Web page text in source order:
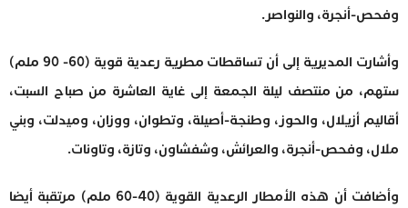
وفحص-أنجرة، والنواصر.
وأشارت المديرية إلى أن تساقطات مطرية رعدية قوية (60- 90 ملم)
ستهم، من منتصف ليلة الجمعة إلى غاية العاشرة من صباح السبت،
أقاليم أزيلال، والحوز، وطنجة-أصيلة، وتطوان، ووزان، وميدلت، وبني
ملال، وفحص-أنجرة، والعرائش، وشفشاون، وتازة، وتاونات.
وأضافت أن هذه الأمطار الرعدية القوية (40-60 ملم) مرتقبة أيضا